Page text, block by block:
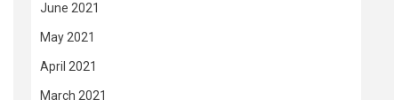
June 2021
May 2021
April 2021
March 2021